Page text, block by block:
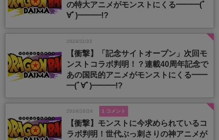
の特大アニメがモンストにくる━━━(ﾟ
∀ﾟ)━━━!?
2024/11/22
【衝撃】「記念サイトオープン」次回モ
ンストコラボ判明！？連載40周年記念で
あの国民的アニメがモンストにくる━━
━(ﾟ∀ﾟ)━━━!?
2024/10/24 1 コメント
【衝撃】モンストに今求められているコ
ラボ判明！世代ぶっ刺さりの神アニメが